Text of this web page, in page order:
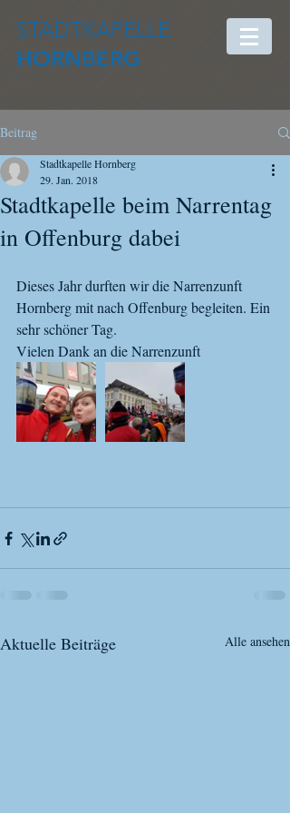
STADTKAPELLE
HORNBERG
Beitrag
Stadtkapelle beim Narrentag
in Offenburg dabei
Stadtkapelle Hornberg
29. Jan. 2018
Dieses Jahr durften wir die Narrenzunft
Hornberg mit nach Offenburg begleiten. Ein
sehr schöner Tag.
Vielen Dank an die Narrenzunft
Aktuelle Beiträge Alle ansehen